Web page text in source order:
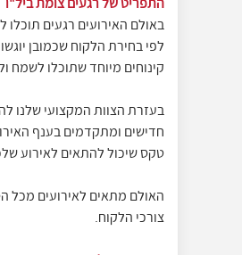
באולם האירועים רגעים
לפי בחירת הלקוח שכמובן
קינוחים מיוחד שתוכלו לשמח
בעזרת הצוות המקצועי שלנו
חדישים ומתקדמים בענף
טקס שיכול להתאים לאירוע
האולם מתאים לאירועים מכל
צורכי הלקוח.